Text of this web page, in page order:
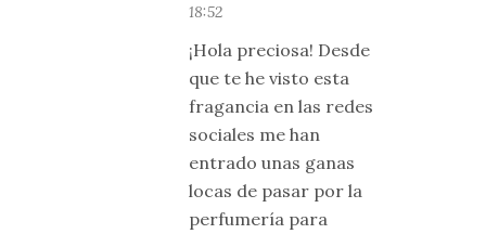
18:52
¡Hola preciosa! Desde
que te he visto esta
fragancia en las redes
sociales me han
entrado unas ganas
locas de pasar por la
perfumería para